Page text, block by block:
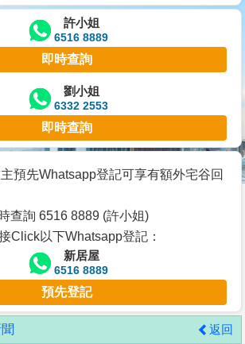
許小姐
6516 8889
即時查詢
劉小姐
6332 2553
即時查詢
預先Whatsapp登記可享有額外宅谷回
查詢 6516 8889 (許小姐)
Click以下Whatsapp登記：
新居屋
6516 8889
預先登記
返回